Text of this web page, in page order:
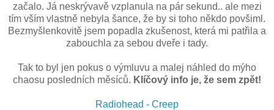
začalo. Já neskrývavě vzplanula na pár sekund.. ale mezi
tím vším vlastně nebyla šance, že by si toho někdo povšiml.
Bezmyšlenkovitě jsem popadla zkušenost, která mi patřila a
zabouchla za sebou dveře i tady.
Tak to byl jen pokus o výmluvu a malej náhled do mýho
chaosu posledních měsíců. Klíčový info je, že sem zpět!
Radiohead - Creep